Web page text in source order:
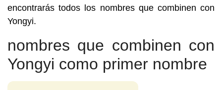
encontrarás todos los nombres que combinen con
Yongyi.
nombres que combinen con
Yongyi como primer nombre